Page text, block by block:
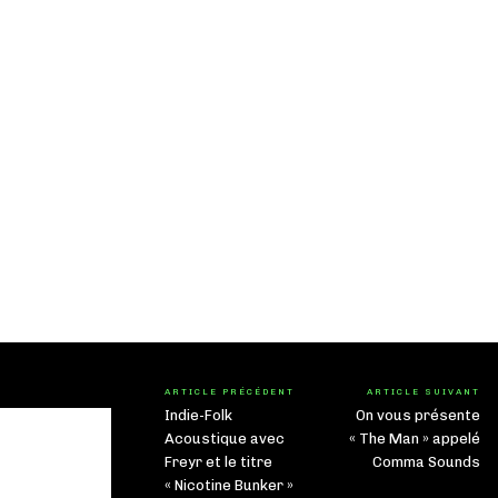
ARTICLE PRÉCÉDENT
Indie-Folk
Acoustique avec
Freyr et le titre
« Nicotine Bunker »
ARTICLE SUIVANT
On vous présente
« The Man » appelé
Comma Sounds